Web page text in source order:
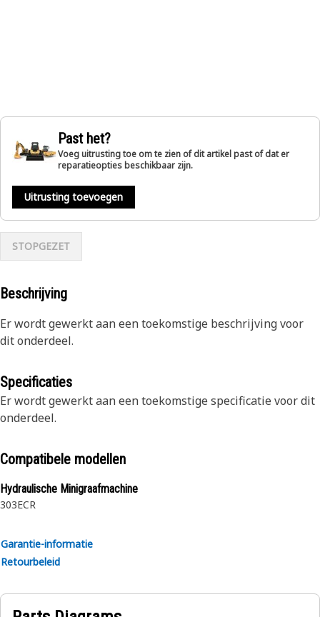
Past het?
Voeg uitrusting toe om te zien of dit artikel past of dat er
reparatieopties beschikbaar zijn.
Uitrusting toevoegen
STOPGEZET
Beschrijving
Er wordt gewerkt aan een toekomstige beschrijving voor
dit onderdeel.
Specificaties
Er wordt gewerkt aan een toekomstige specificatie voor dit
onderdeel.
Compatibele modellen
Hydraulische Minigraafmachine
303ECR
Garantie-informatie
Retourbeleid